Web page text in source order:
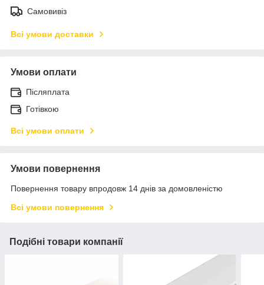
Самовивіз
Всі умови доставки
Умови оплати
Післяплата
Готівкою
Всі умови оплати
Умови повернення
Повернення товару впродовж 14 днів за домовленістю
Всі умови повернення
Подібні товари компанії